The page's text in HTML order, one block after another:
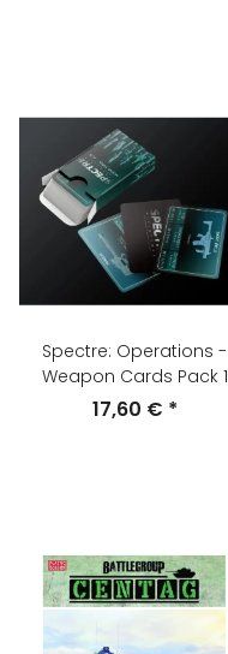
Spectre: Operations -
Weapon Cards Pack 1
17,60 € *